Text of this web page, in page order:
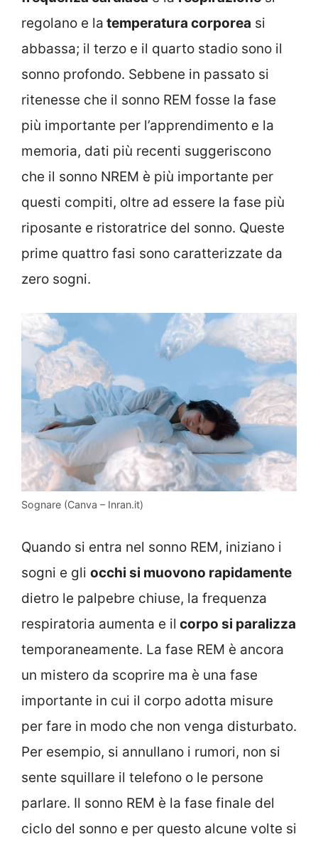
regolano e la temperatura corporea si
abbassa; il terzo e il quarto stadio sono il
sonno profondo. Sebbene in passato si
ritenesse che il sonno REM fosse la fase
più importante per l’apprendimento e la
memoria, dati più recenti suggeriscono
che il sonno NREM è più importante per
questi compiti, oltre ad essere la fase più
riposante e ristoratrice del sonno. Queste
prime quattro fasi sono caratterizzate da
zero sogni.
Sognare (Canva – Inran.it)
Quando si entra nel sonno REM, iniziano i
sogni e gli occhi si muovono rapidamente
dietro le palpebre chiuse, la frequenza
respiratoria aumenta e il corpo si paralizza
temporaneamente. La fase REM è ancora
un mistero da scoprire ma è una fase
importante in cui il corpo adotta misure
per fare in modo che non venga disturbato.
Per esempio, si annullano i rumori, non si
sente squillare il telefono o le persone
parlare. Il sonno REM è la fase finale del
ciclo del sonno e per questo alcune volte si